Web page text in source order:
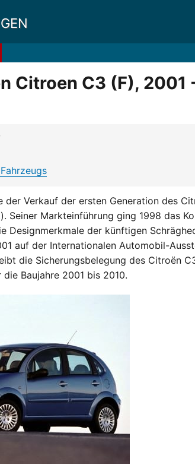
Citroen C3 (F), 2001
Verkauf der ersten Generation des
Seiner Markteinführung ging 1998 das
Designmerkmale der künftigen
auf der Internationalen Automobil-
die Sicherungsbelegung des Citroën
Baujahre 2001 bis 2010.